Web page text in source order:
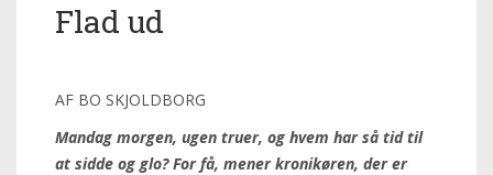
Flad ud
AF BO SKJOLDBORG
Mandag morgen, ugen truer, og hvem har så tid til
at sidde og glo? For få, mener kronikøren, der er